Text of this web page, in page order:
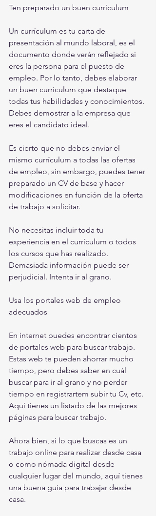
Ten preparado un buen currículum
Un currículum es tu carta de
presentación al mundo laboral, es el
documento donde verán reflejado si
eres la persona para el puesto de
empleo. Por lo tanto, debes elaborar
un buen currículum que destaque
todas tus habilidades y conocimientos.
Debes demostrar a la empresa que
eres el candidato ideal.
Es cierto que no debes enviar el
mismo currículum a todas las ofertas
de empleo, sin embargo, puedes tener
preparado un CV de base y hacer
modificaciones en función de la oferta
de trabajo a solicitar.
No necesitas incluir toda tu
experiencia en el currículum o todos
los cursos que has realizado.
Demasiada información puede ser
perjudicial. Intenta ir al grano.
Usa los portales web de empleo
adecuados
En internet puedes encontrar cientos
de portales web para buscar trabajo.
Estas web te pueden ahorrar mucho
tiempo, pero debes saber en cuál
buscar para ir al grano y no perder
tiempo en registrartem subir tu Cv, etc.
Aquí tienes un listado de las mejores
páginas para buscar trabajo.
Ahora bien, si lo que buscas es un
trabajo online para realizar desde casa
o como nómada digital desde
cualquier lugar del mundo, aquí tienes
una buena guía para trabajar desde
casa.